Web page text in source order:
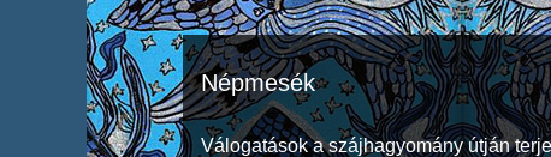
Népmesék
Válogatások a szájhagyomány útján